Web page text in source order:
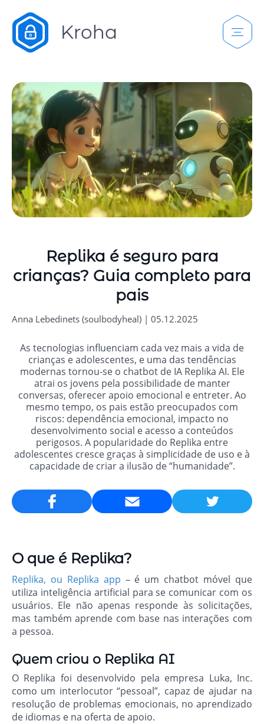
Replika é seguro para
crianças? Guia completo para
pais
Anna Lebedinets (soulbodyheal) | 05.12.2025
As tecnologias influenciam cada vez mais a vida de
crianças e adolescentes, e uma das tendências
modernas tornou-se o chatbot de IA Replika AI. Ele
atrai os jovens pela possibilidade de manter
conversas, oferecer apoio emocional e entreter. Ao
mesmo tempo, os pais estão preocupados com
riscos: dependência emocional, impacto no
desenvolvimento social e acesso a conteúdos
perigosos. A popularidade do Replika entre
adolescentes cresce graças à simplicidade de uso e à
capacidade de criar a ilusão de “humanidade”.
Email
O que é Replika?
Replika, ou Replika app – é um chatbot móvel que
utiliza inteligência artificial para se comunicar com os
usuários. Ele não apenas responde às solicitações,
mas também aprende com base nas interações com
a pessoa.
Quem criou o Replika AI
O Replika foi desenvolvido pela empresa Luka, Inc.
como um interlocutor “pessoal”, capaz de ajudar na
resolução de problemas emocionais, no aprendizado
de idiomas e na oferta de apoio.